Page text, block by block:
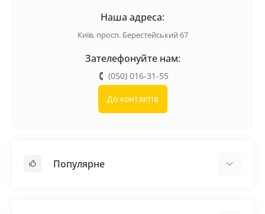
Наша адреса:
Київ, просп. Берестейський 67
Зателефонуйте нам:
(050) 016-31-55
До контактів
Популярне